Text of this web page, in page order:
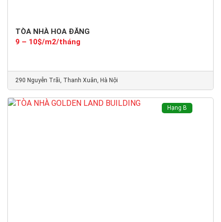
TÒA NHÀ HOA ĐĂNG
9 – 10$/m2/tháng
290 Nguyễn Trãi, Thanh Xuân, Hà Nội
Hạng B